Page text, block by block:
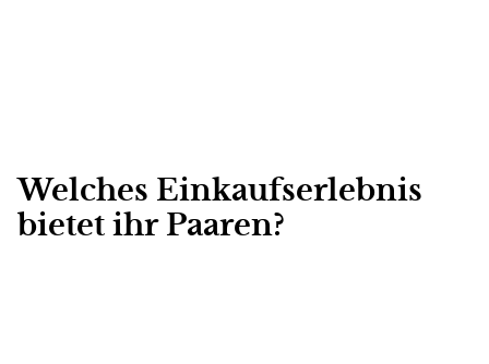
Welches Einkaufserlebnis
bietet ihr Paaren?